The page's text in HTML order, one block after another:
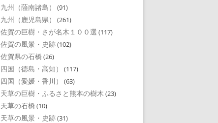
九州（薩南諸島） (91)
九州（鹿児島県） (261)
佐賀の巨樹・さが名木１００選 (117)
佐賀の風景・史跡(102)
佐賀県の石橋 (26)
四国（徳島・高知） (117)
四国（愛媛・香川） (63)
天草の巨樹・ふるさと熊本の樹木 (23)
天草の石橋 (10)
天草の風景・史跡(31)